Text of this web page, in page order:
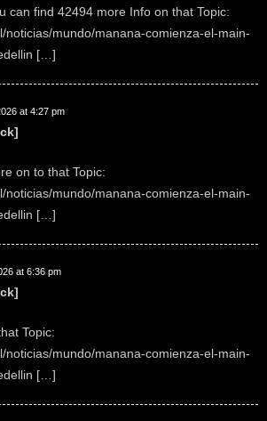
can find 42494 more Info on that Topic:
noticias/mundo/manana-comienza-el-main-
[…]
at 4:27 pm
on to that Topic:
noticias/mundo/manana-comienza-el-main-
[…]
at 6:36 pm
Topic:
noticias/mundo/manana-comienza-el-main-
[…]